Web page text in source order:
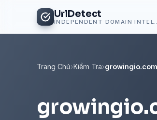
UrlDetect
Trang Chủ›Kiểm Tra›growingio.com